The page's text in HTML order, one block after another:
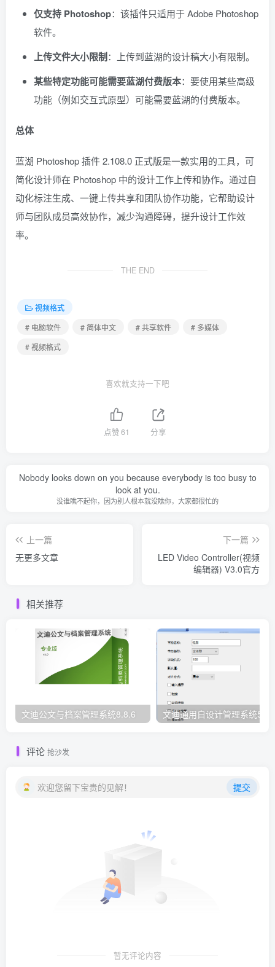
仅支持 Photoshop：该插件只适用于 Adobe Photoshop
软件。
上传文件大小限制：上传到蓝湖的设计稿大小有限制。
某些特定功能可能需要蓝湖付费版本：要使用某些高级
功能（例如交互式原型）可能需要蓝湖的付费版本。
总体
蓝湖 Photoshop 插件 2.108.0 正式版是一款实用的工具，可
简化设计师在 Photoshop 中的设计工作上传和协作。通过自
动化标注生成、一键上传共享和团队协作功能，它帮助设计
师与团队成员高效协作，减少沟通障碍，提升设计工作效
率。
THE END
视频格式
# 电脑软件
# 简体中文 # 共享软件
# 多媒体
# 视频格式
喜欢就支持一下吧
点赞61 分享
Nobody looks down on you because everybody is too busy to
look at you.
没谁瞧不起你，因为别人根本就没瞧你，大家都很忙的
上一篇
无更多文章
下一篇
LED Video Controller(视频
编辑器) V3.0官方
相关推荐
文迪公文与档案管理系统8.8.6 文迪通用自设计管理系统
评论 抢沙发
欢迎您留下宝贵的见解！ 提交
暂无评论内容